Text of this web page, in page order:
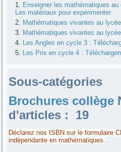
Enseigner les mathématiques
Les matériaux pour expérimenter
Mathématiques vivantes au
Mathématiques vivantes au
Les Angles en cycle 3 :
Les Prix en cycle 4 :
Sous-catégories
Brochures collège
d'articles : 19
Déclarez nos ISBN sur le formulaire
indépendante en mathématiques.